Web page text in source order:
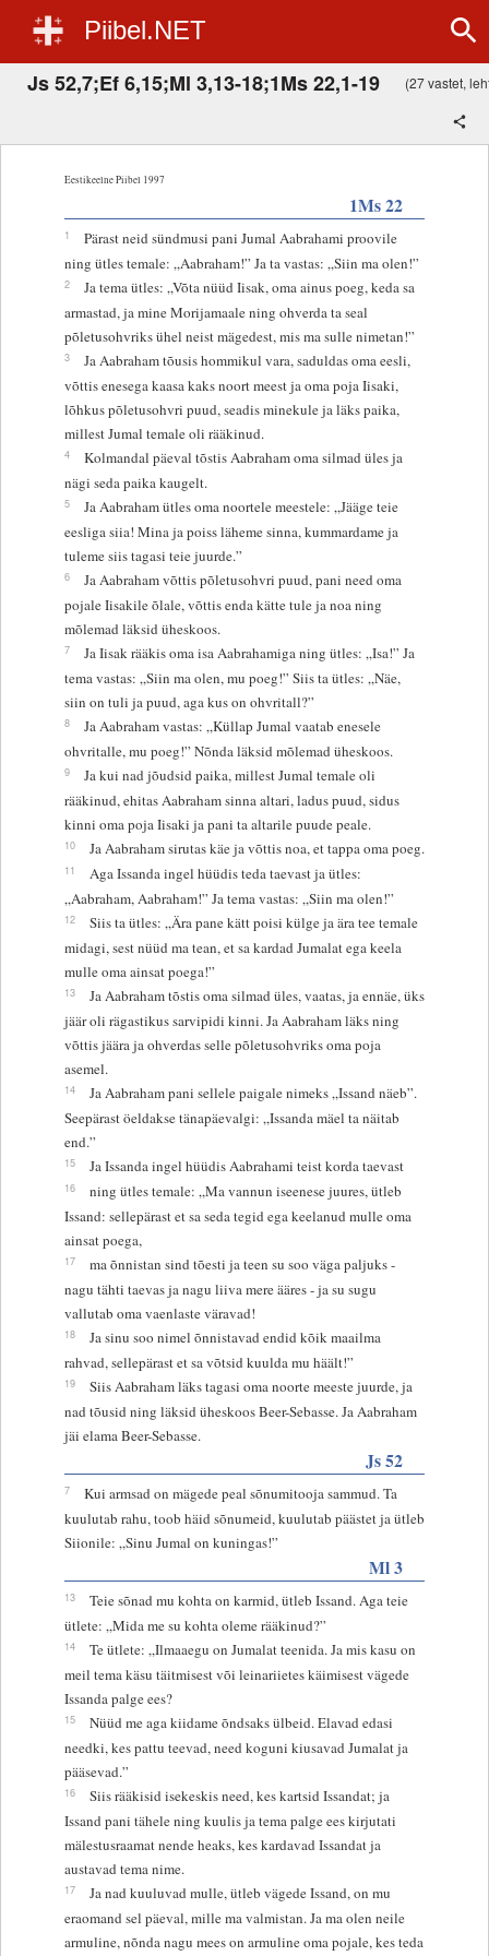
Piibel.NET
Js 52,7;Ef 6,15;Ml 3,13-18;1Ms 22,1-19 (27 vastet,
Eestikeelne Piibel 1997
1Ms 22
1
Pärast neid sündmusi pani Jumal Aabrahami proovile
ning ütles temale: „Aabraham!” Ja ta vastas: „Siin ma olen!”
2
Ja tema ütles: „Võta nüüd Iisak, oma ainus poeg, keda sa
armastad, ja mine Morijamaale ning ohverda ta seal
põletusohvriks ühel neist mägedest, mis ma sulle nimetan!”
3
Ja Aabraham tõusis hommikul vara, saduldas oma eesli,
võttis enesega kaasa kaks noort meest ja oma poja Iisaki,
lõhkus põletusohvri puud, seadis minekule ja läks paika,
millest Jumal temale oli rääkinud.
4
Kolmandal päeval tõstis Aabraham oma silmad üles ja
nägi seda paika kaugelt.
5
Ja Aabraham ütles oma noortele meestele: „Jääge teie
eesliga siia! Mina ja poiss läheme sinna, kummardame ja
tuleme siis tagasi teie juurde.”
6
Ja Aabraham võttis põletusohvri puud, pani need oma
pojale Iisakile õlale, võttis enda kätte tule ja noa ning
mõlemad läksid üheskoos.
7
Ja Iisak rääkis oma isa Aabrahamiga ning ütles: „Isa!” Ja
tema vastas: „Siin ma olen, mu poeg!” Siis ta ütles: „Näe,
siin on tuli ja puud, aga kus on ohvritall?”
8
Ja Aabraham vastas: „Küllap Jumal vaatab enesele
ohvritalle, mu poeg!” Nõnda läksid mõlemad üheskoos.
9
Ja kui nad jõudsid paika, millest Jumal temale oli
rääkinud, ehitas Aabraham sinna altari, ladus puud, sidus
kinni oma poja Iisaki ja pani ta altarile puude peale.
10 Ja Aabraham sirutas käe ja võttis noa, et tappa oma poeg.
11
Aga Issanda ingel hüüdis teda taevast ja ütles:
„Aabraham, Aabraham!” Ja tema vastas: „Siin ma olen!”
12
Siis ta ütles: „Ära pane kätt poisi külge ja ära tee temale
midagi, sest nüüd ma tean, et sa kardad Jumalat ega keela
mulle oma ainsat poega!”
13
Ja Aabraham tõstis oma silmad üles, vaatas, ja ennäe, üks
jäär oli rägastikus sarvipidi kinni. Ja Aabraham läks ning
võttis jäära ja ohverdas selle põletusohvriks oma poja
asemel.
14
Ja Aabraham pani sellele paigale nimeks „Issand näeb”.
Seepärast öeldakse tänapäevalgi: „Issanda mäel ta näitab
end.”
15 Ja Issanda ingel hüüdis Aabrahami teist korda taevast
16
ning ütles temale: „Ma vannun iseenese juures, ütleb
Issand: sellepärast et sa seda tegid ega keelanud mulle oma
ainsat poega,
17
ma õnnistan sind tõesti ja teen su soo väga paljuks -
nagu tähti taevas ja nagu liiva mere ääres - ja su sugu
vallutab oma vaenlaste väravad!
18
Ja sinu soo nimel õnnistavad endid kõik maailma
rahvad, sellepärast et sa võtsid kuulda mu häält!”
19
Siis Aabraham läks tagasi oma noorte meeste juurde, ja
nad tõusid ning läksid üheskoos Beer-Sebasse. Ja Aabraham
jäi elama Beer-Sebasse.
Js 52
7
Kui armsad on mägede peal sõnumitooja sammud. Ta
kuulutab rahu, toob häid sõnumeid, kuulutab päästet ja ütleb
Siionile: „Sinu Jumal on kuningas!”
Ml 3
13
Teie sõnad mu kohta on karmid, ütleb Issand. Aga teie
ütlete: „Mida me su kohta oleme rääkinud?”
14
Te ütlete: „Ilmaaegu on Jumalat teenida. Ja mis kasu on
meil tema käsu täitmisest või leinariietes käimisest vägede
Issanda palge ees?
15
Nüüd me aga kiidame õndsaks ülbeid. Elavad edasi
needki, kes pattu teevad, need koguni kiusavad Jumalat ja
pääsevad.”
16
Siis rääkisid isekeskis need, kes kartsid Issandat; ja
Issand pani tähele ning kuulis ja tema palge ees kirjutati
mälestusraamat nende heaks, kes kardavad Issandat ja
austavad tema nime.
17
Ja nad kuuluvad mulle, ütleb vägede Issand, on mu
eraomand sel päeval, mille ma valmistan. Ja ma olen neile
armuline, nõnda nagu mees on armuline oma pojale, kes teda